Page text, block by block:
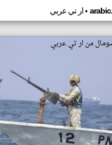
ار تي عربي•
من ار تي عربي